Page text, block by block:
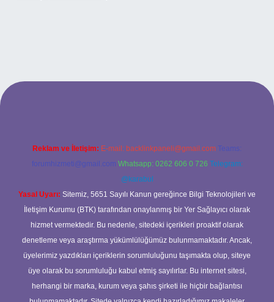
Reklam ve İletişim: E-mail: backlinkpaneli@gmail.com Teams:
forumhizmeti@gmail.com Whatsapp: 0262 606 0 726 Telegram:
@karabul
Yasal Uyarı: Sitemiz, 5651 Sayılı Kanun gereğince Bilgi Teknolojileri ve
İletişim Kurumu (BTK) tarafından onaylanmış bir Yer Sağlayıcı olarak
hizmet vermektedir. Bu nedenle, sitedeki içerikleri proaktif olarak
denetleme veya araştırma yükümlülüğümüz bulunmamaktadır. Ancak,
üyelerimiz yazdıkları içeriklerin sorumluluğunu taşımakta olup, siteye
üye olarak bu sorumluluğu kabul etmiş sayılırlar. Bu internet sitesi,
herhangi bir marka, kurum veya şahıs şirketi ile hiçbir bağlantısı